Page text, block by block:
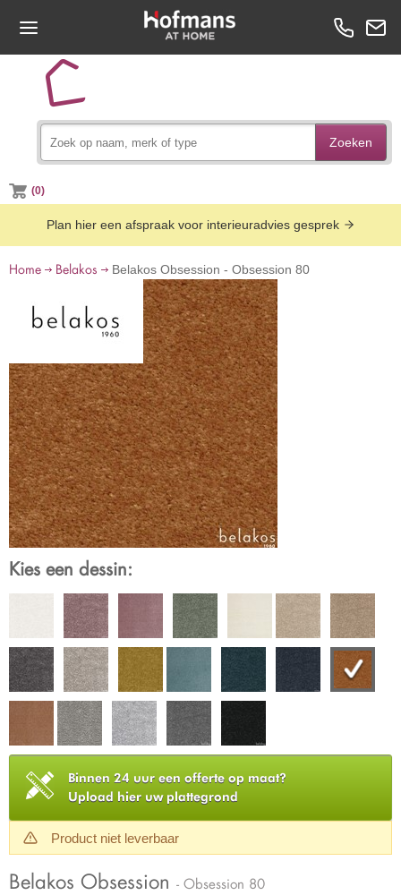
Zoeken
(0)
Plan hier een afspraak voor interieuradvies gesprek
Home Belakos Belakos Obsession - Obsession 80
Kies een dessin:
Binnen 24 uur een offerte op maat?
Upload hier uw plattegrond
Product niet leverbaar
Belakos Obsession - Obsession 80